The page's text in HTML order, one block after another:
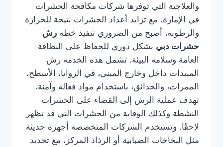
والعلاجية التي توفرها شركات مكافحة الحشرات
في الإمارة. مع تزايد أعداد الحشرات نتيجة للحرارة
والرطوبة، أصبح من الضروري تنفيذ خطة رش
حشرات دبي بشكل دوري للحفاظ على النظافة
العامة وسلامة البيئة. تشمل هذه الخدمة رش
المبيدات داخل وخارج المبنى، في الزوايا، الأسطح،
الممرات، والحدائق، باستخدام مواد فعالة وآمنة.
تهدف عملية الرش إلى القضاء على الحشرات
النشطة وكذلك الوقاية من الحشرات التي قد تظهر
لاحقًا. وتستخدم الشركات المتخصصة أجهزة حديثة
مثل البخاخات الضبابية أو الرذاذ المركز، مع تحديد